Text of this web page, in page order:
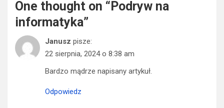
One thought on “Podryw na
informatyka”
Janusz pisze:
22 sierpnia, 2024 o 8:38 am
Bardzo mądrze napisany artykuł.
Odpowiedz